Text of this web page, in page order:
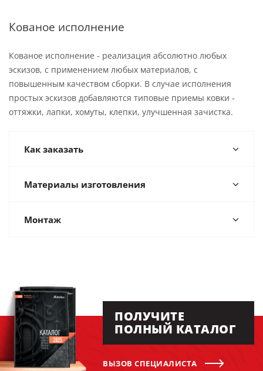
Кованое исполнение
Кованое исполнение - реализация абсолютно любых
эскизов, с применением любых материалов, с
повышенным качеством сборки. В случае исполнения
простых эскизов добавляются типовые приемы ковки -
оттяжки, лапки, хомуты, клепки, улучшенная зачистка.
Как заказать
Материалы изготовления
Монтаж
ПОЛУЧИТЕ
ПОЛНЫЙ КАТАЛОГ
ВЫЗОВ СПЕЦИАЛИСТА